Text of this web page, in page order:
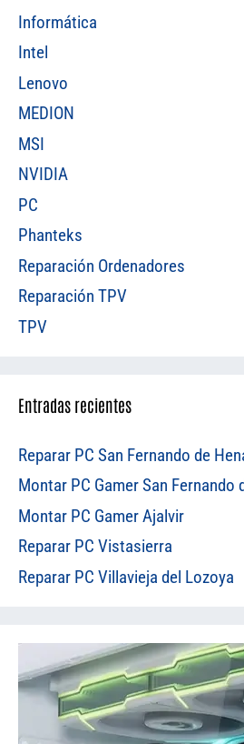
Informática
Intel
Lenovo
MEDION
MSI
NVIDIA
PC
Phanteks
Reparación Ordenadores
Reparación TPV
TPV
Entradas recientes
Reparar PC San Fernando de
Montar PC Gamer San Fernando
Montar PC Gamer Ajalvir
Reparar PC Vistasierra
Reparar PC Villavieja del Lozoya